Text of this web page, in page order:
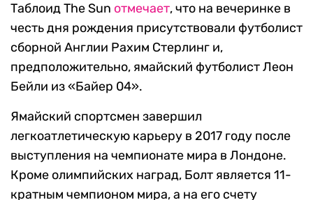
Таблоид The Sun отмечает, что на вечеринке в
честь дня рождения присутствовали футболист
сборной Англии Рахим Стерлинг и,
предположительно, ямайский футболист Леон
Бейли из «Байер 04».
Ямайский спортсмен завершил
легкоатлетическую карьеру в 2017 году после
выступления на чемпионате мира в Лондоне.
Кроме олимпийских наград, Болт является 11-
кратным чемпионом мира, а на его счету